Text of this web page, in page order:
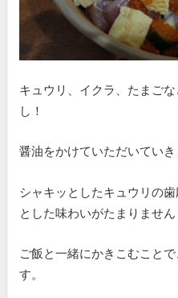
キュウリ、イクラ、たまご
し！
醤油をかけていただいていき
シャキッとしたキュウリの
とした味わいがたまりません
ご飯と一緒にかきこむこと
す。